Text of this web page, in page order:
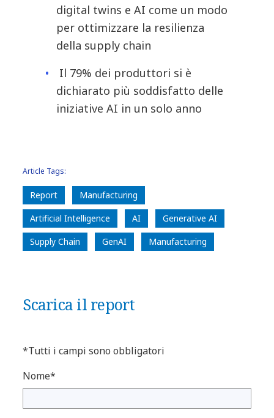
digital twins e AI come un modo
per ottimizzare la resilienza
della supply chain
Il 79% dei produttori si è
dichiarato più soddisfatto delle
iniziative AI in un solo anno
Article Tags:
Report
Manufacturing
Artificial Intelligence
AI
Generative AI
Supply Chain
GenAI Manufacturing
Scarica il report
*Tutti i campi sono obbligatori
Nome*